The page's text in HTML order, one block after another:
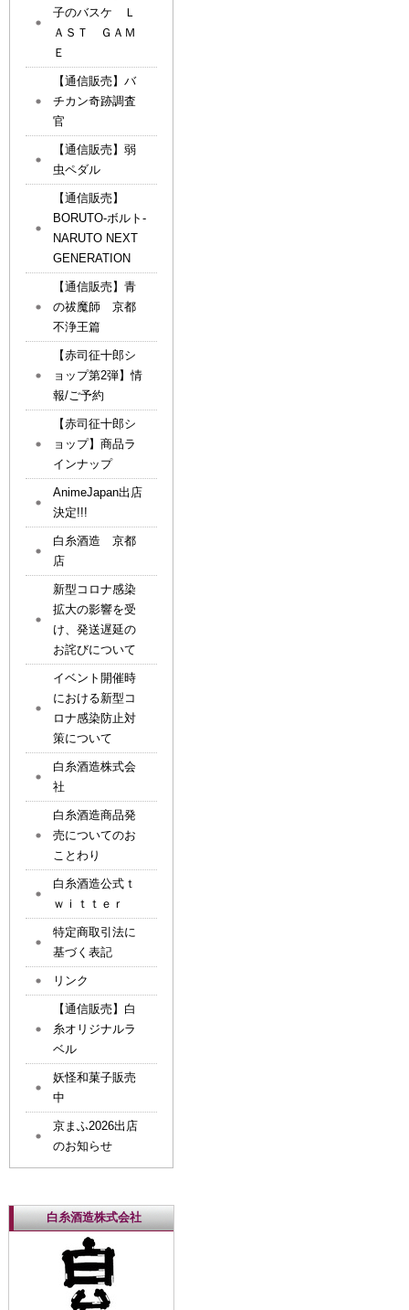
子のバスケ Ｌ
ＡＳＴ ＧＡＭ
Ｅ
【通信販売】バ
チカン奇跡調査
官
【通信販売】弱
虫ペダル
【通信販売】
BORUTO-ボルト-
NARUTO NEXT
GENERATION
【通信販売】青
の祓魔師 京都
不浄王篇
【赤司征十郎シ
ョップ第2弾】情
報/ご予約
【赤司征十郎シ
ョップ】商品ラ
インナップ
AnimeJapan出店
決定!!!
白糸酒造 京都
店
新型コロナ感染
拡大の影響を受
け、発送遅延の
お詫びについて
イベント開催時
における新型コ
ロナ感染防止対
策について
白糸酒造株式会
社
白糸酒造商品発
売についてのお
ことわり
白糸酒造公式ｔ
ｗｉｔｔｅｒ
特定商取引法に
基づく表記
リンク
【通信販売】白
糸オリジナルラ
ベル
妖怪和菓子販売
中
京まふ2026出店
のお知らせ
白糸酒造株式会社